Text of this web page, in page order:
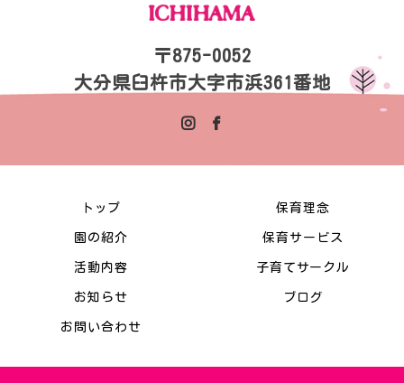
〒875-0052
大分県臼杵市大字市浜361番地
トップ 保育理念
園の紹介 保育サービス
活動内容 子育てサークル
お知らせ ブログ
お問い合わせ